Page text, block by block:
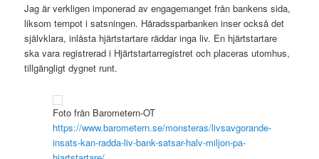
Jag är verkligen imponerad av engagemanget från bankens sida,
liksom tempot i satsningen. Häradssparbanken inser också det
självklara, inlåsta hjärtstartare räddar inga liv. En hjärtstartare
ska vara registrerad i Hjärtstartarregistret och placeras utomhus,
tillgängligt dygnet runt.
Foto från Barometern-OT
https://www.barometern.se/monsteras/livsavgorande-
insats-kan-radda-liv-bank-satsar-halv-miljon-pa-